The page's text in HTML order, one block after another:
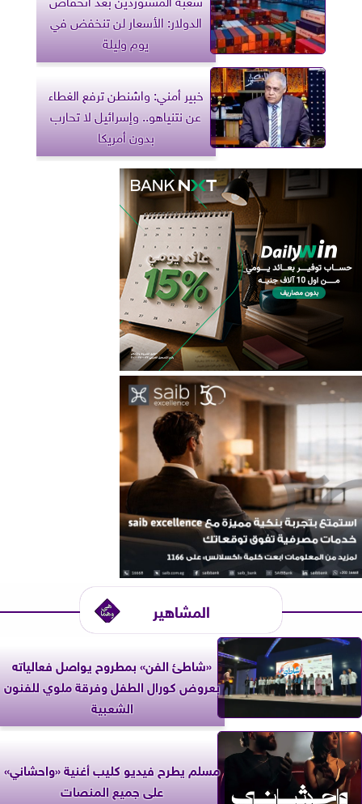
الدولار: الأسعار لن تنخفض في
يوم وليلة
خبير أمني: واشنطن ترفع الغطاء
عن نتنياهو.. وإسرائيل لا تحارب
بدون أمريكا
المشاهير
«شاطئ الفن» بمطروح يواصل فعالياته
بعروض كورال الطفل وفرقة ملوي للفنون
الشعبية
مسلم يطرح فيديو كليب أغنية «واحشاني»
على جميع المنصات